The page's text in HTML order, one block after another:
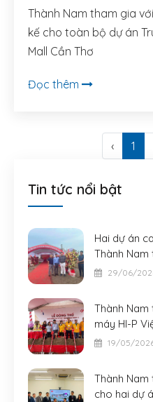
Thành Nam tham gia
kế cho toàn bộ dự án
Mall Cần Thơ
Đọc thêm
‹ 1
Tin tức nổi bật
Hai dự án
Thành
công29/06/
Thành
máy HI-P
19/05/
Thành
cho hai dự